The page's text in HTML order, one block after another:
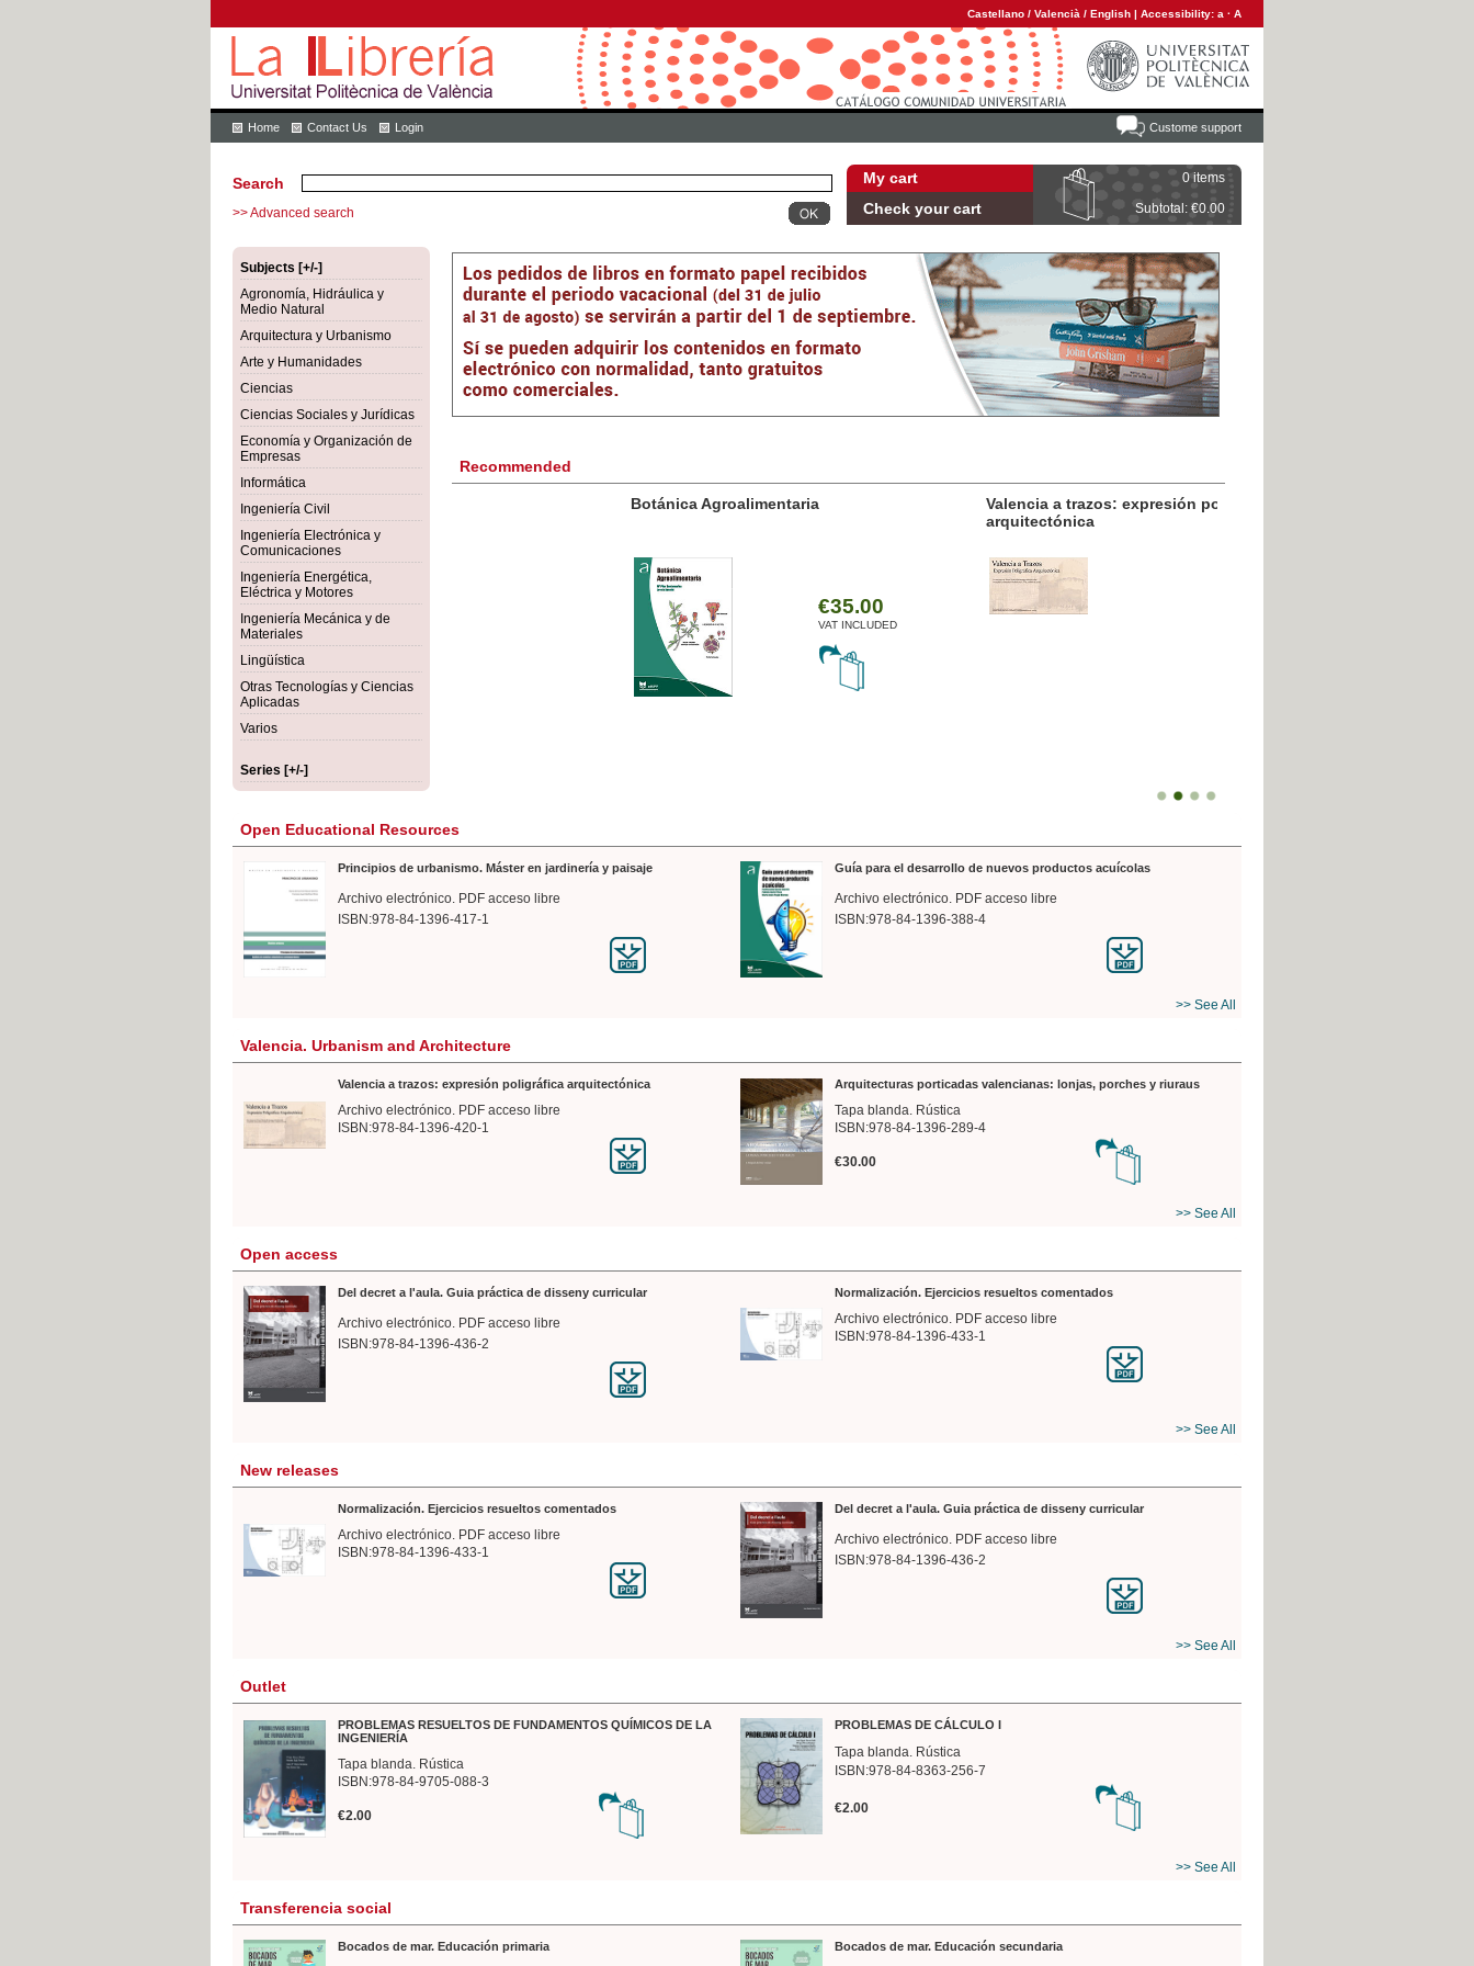
Castellano / Valencià / English | Accessibility: a · A
Custome support
Home Contact Us Login
My cart 0 items
Check your cart Subtotal: €0.00
Search
>> Advanced search
Subjects [+/-]
Agronomía, Hidráulica y
Medio Natural
Arquitectura y Urbanismo
Arte y Humanidades
Ciencias
Ciencias Sociales y Jurídicas
Economía y Organización de
Empresas
Informática
Ingeniería Civil
Ingeniería Electrónica y
Comunicaciones
Ingeniería Energética,
Eléctrica y Motores
Ingeniería Mecánica y de
Materiales
Lingüística
Otras Tecnologías y Ciencias
Aplicadas
Varios
Series [+/-]
Recommended
Botánica Agroalimentaria
€35.00
VAT INCLUDED
Valencia a trazos: expresión poligráfica
Open Educational Resources
Principios de urbanismo. Máster en jardinería y paisaje
Archivo electrónico. PDF acceso libre
ISBN:978-84-1396-417-1
Guía para el desarrollo de nuevos productos acuícolas
Archivo electrónico. PDF acceso libre
ISBN:978-84-1396-388-4
>> See All
Valencia. Urbanism and Architecture
Valencia a trazos: expresión poligráfica arquitectónica
Archivo electrónico. PDF acceso libre
ISBN:978-84-1396-420-1
Arquitecturas porticadas valencianas: lonjas, porches y riuraus
Tapa blanda. Rústica
ISBN:978-84-1396-289-4
€30.00
>> See All
Open access
Del decret a l'aula. Guia práctica de disseny curricular
Archivo electrónico. PDF acceso libre
ISBN:978-84-1396-436-2
Normalización. Ejercicios resueltos comentados
Archivo electrónico. PDF acceso libre
ISBN:978-84-1396-433-1
>> See All
New releases
Normalización. Ejercicios resueltos comentados
Archivo electrónico. PDF acceso libre
ISBN:978-84-1396-433-1
Del decret a l'aula. Guia práctica de disseny curricular
Archivo electrónico. PDF acceso libre
ISBN:978-84-1396-436-2
>> See All
Outlet
PROBLEMAS RESUELTOS DE FUNDAMENTOS QUÍMICOS DE LA
INGENIERÍA
Tapa blanda. Rústica
ISBN:978-84-9705-088-3
€2.00
PROBLEMAS DE CÁLCULO I
Tapa blanda. Rústica
ISBN:978-84-8363-256-7
€2.00
>> See All
Transferencia social
Bocados de mar. Educación primaria Bocados de mar. Educación secundaria